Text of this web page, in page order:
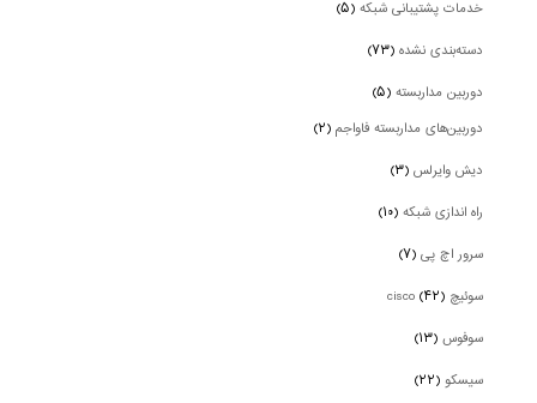
خدمات پشتیبانی شبکه(۵)
دسته‌بندی نشده(۷۳)
دوربین‌ مداربسته(۵)
دوربین‌های مداربسته فاواجم(۲)
دیش وایرلس(۳)
راه اندازی شبکه(۱۰)
سرور اچ پی(۷)
سوئیچ cisco (۴۲)
سوفوس(۱۳)
سیسکو(۲۲)